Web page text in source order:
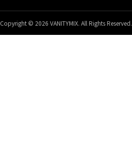
Copyright © 2026 VANITYMIX. All Rights Reserved.